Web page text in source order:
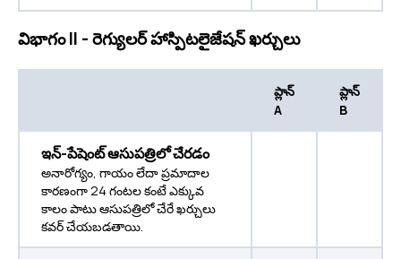
విభాగం II - రెగ్యులర్ హాస్పిటలైజేషన్ ఖర్చులు
ప్లాన్
A
ప్లాన్
B
ఇన్-పేషెంట్ ఆసుపత్రిలో చేరడం
అనారోగ్యం, గాయం లేదా ప్రమాదాల
కారణంగా 24 గంటల కంటే ఎక్కువ
కాలం పాటు ఆసుపత్రిలో చేరే ఖర్చులు
కవర్ చేయబడతాయి.